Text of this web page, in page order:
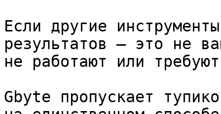
Если другие
результатов — это не
не работают или
Gbyte пропускает